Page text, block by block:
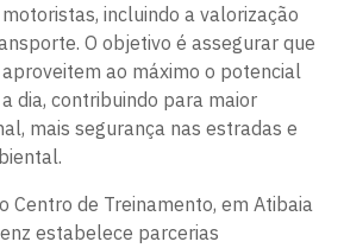
incluindo a valorização
O objetivo é assegurar que
ao máximo o potencial
dia, contribuindo para maior
mais segurança nas estradas e
Centro de Treinamento, em Atibaia
estabelece parcerias